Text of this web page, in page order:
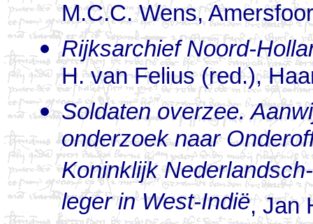
M.C.C. Wens,
Rijksarchief Noord-
H. van Felius (red.),
Soldaten overzee.
onderzoek naar
Koninklijk
leger in West-Indië, Jan